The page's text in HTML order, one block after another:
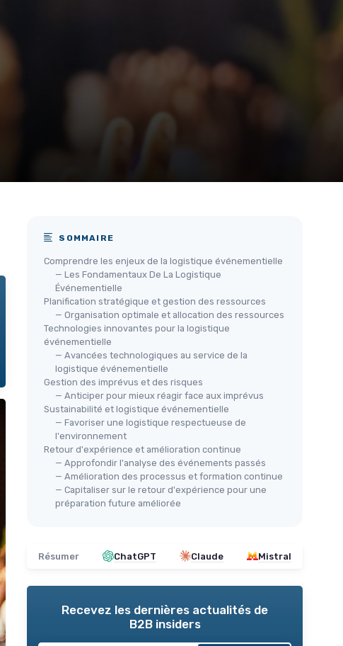
SOMMAIRE
Comprendre les enjeux de la logistique événementielle
— Les Fondamentaux De La Logistique
Événementielle
Planification stratégique et gestion des ressources
— Organisation optimale et allocation des ressources
Technologies innovantes pour la logistique
événementielle
— Avancées technologiques au service de la
logistique événementielle
Gestion des imprévus et des risques
— Anticiper pour mieux réagir face aux imprévus
Sustainabilité et logistique événementielle
— Favoriser une logistique respectueuse de
l'environnement
Retour d'expérience et amélioration continue
— Approfondir l'analyse des événements passés
— Amélioration des processus et formation continue
— Capitaliser sur le retour d'expérience pour une
préparation future améliorée
Résumer ChatGPT Claude Mistral
Recevez les dernières actualités de
B2B insiders